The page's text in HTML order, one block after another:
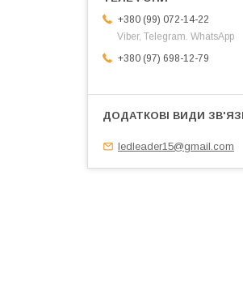
+380 (99) 072-14-22
Viber, Telegram. WhatsApp
+380 (97) 698-12-79
ledleader15@gmail.com